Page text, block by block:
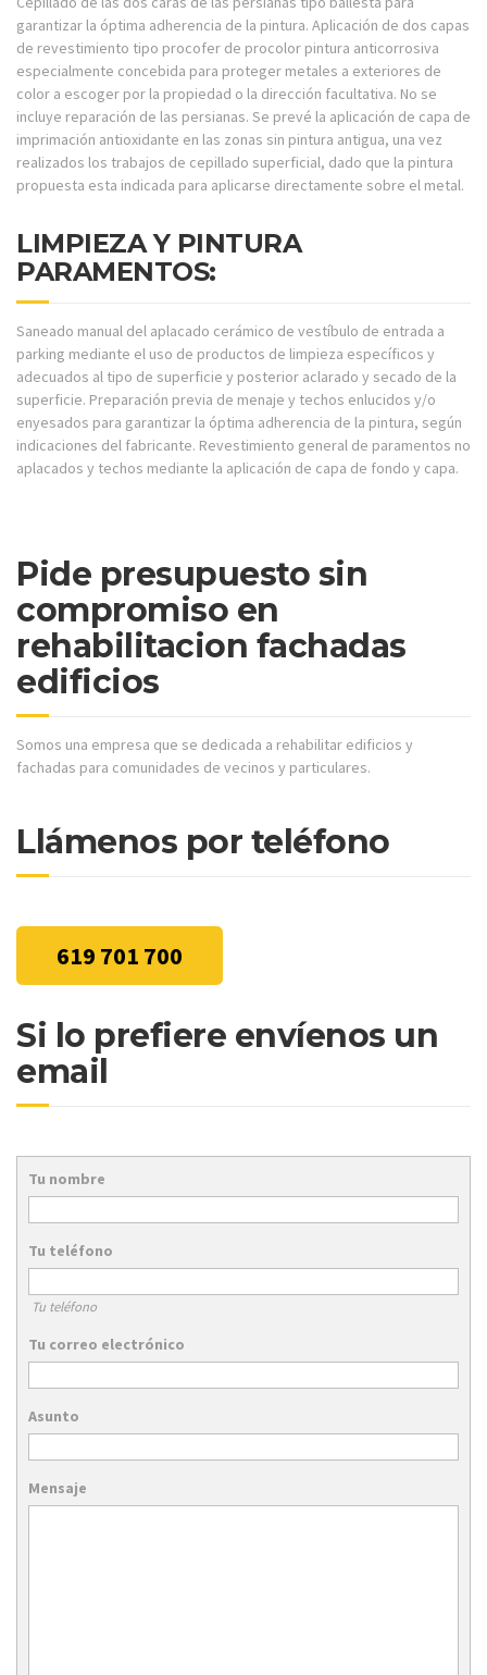
garantizar la óptima adherencia de la pintura. Aplicación de dos capas
de revestimiento tipo procofer de procolor pintura anticorrosiva
especialmente concebida para proteger metales a exteriores de
color a escoger por la propiedad o la dirección facultativa. No se
incluye reparación de las persianas. Se prevé la aplicación de capa de
imprimación antioxidante en las zonas sin pintura antigua, una vez
realizados los trabajos de cepillado superficial, dado que la pintura
propuesta esta indicada para aplicarse directamente sobre el metal.
LIMPIEZA Y PINTURA
PARAMENTOS:
Saneado manual del aplacado cerámico de vestíbulo de entrada a
parking mediante el uso de productos de limpieza específicos y
adecuados al tipo de superficie y posterior aclarado y secado de la
superficie. Preparación previa de menaje y techos enlucidos y/o
enyesados para garantizar la óptima adherencia de la pintura, según
indicaciones del fabricante. Revestimiento general de paramentos no
aplacados y techos mediante la aplicación de capa de fondo y capa.
Pide presupuesto sin
compromiso en
rehabilitacion fachadas
edificios
Somos una empresa que se dedicada a rehabilitar edificios y
fachadas para comunidades de vecinos y particulares.
Llámenos por teléfono
619 701 700
Si lo prefiere envíenos un
email
Tu nombre
Tu teléfono
Tu teléfono
Tu correo electrónico
Asunto
Mensaje